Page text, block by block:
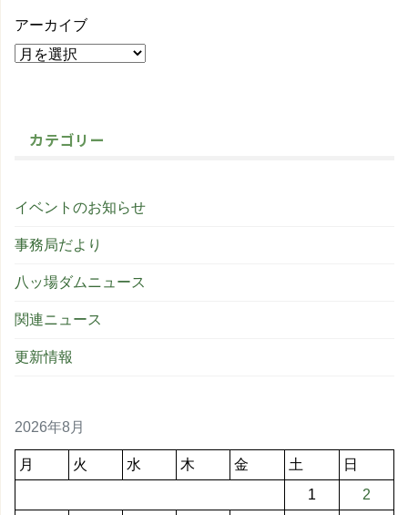
アーカイブ
カテゴリー
イベントのお知らせ
事務局だより
八ッ場ダムニュース
関連ニュース
更新情報
2026年8月
月 火 水 木 金 土
日
1
2